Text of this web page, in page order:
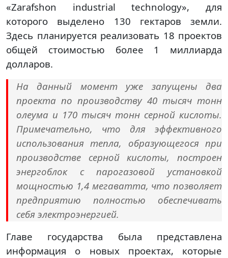
«Zarafshon industrial technology», для
которого выделено 130 гектаров земли.
Здесь планируется реализовать 18 проектов
общей стоимостью более 1 миллиарда
долларов.
На данный момент уже запущены два
проекта по производству 40 тысяч тонн
олеума и 170 тысяч тонн серной кислоты.
Примечательно, что для эффективного
использования тепла, образующегося при
производстве серной кислоты, построен
энергоблок с парогазовой установкой
мощностью 1,4 мегаватта, что позволяет
предприятию полностью обеспечивать
себя электроэнергией.
Главе государства была представлена
информация о новых проектах, которые